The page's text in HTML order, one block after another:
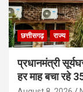
छत्तीसगढ़ राज्य
प्रधानमंत्री
हर माह बचा रहे